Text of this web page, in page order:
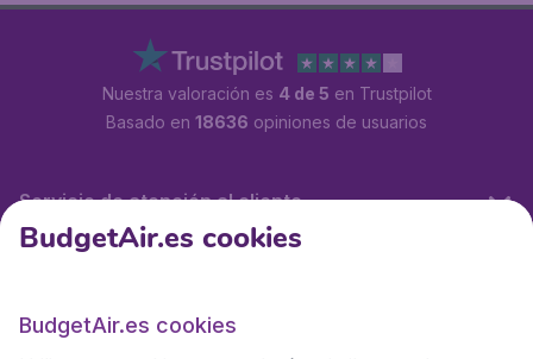
Nuestra valoración es 4 de 5 en Trustpilot
Basado en 18636 opiniones de usuarios
Servicio de atención al cliente
BudgetAir.es cookies
BudgetAir.es cookies